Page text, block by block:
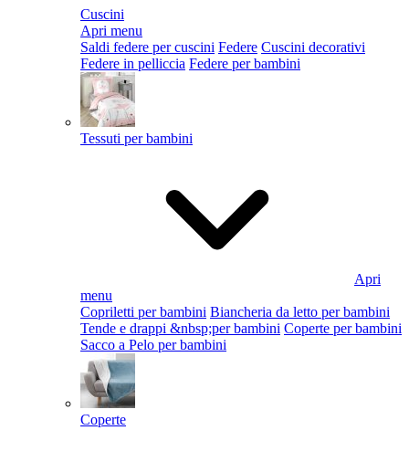
Cuscini
Apri menu
Saldi federe per cuscini Federe Cuscini decorativi
Federe in pelliccia Federe per bambini
Tessuti per bambini
Apri
menu
Copriletti per bambini Biancheria da letto per bambini
Tende e drappi &nbsp;per bambini Coperte per bambini
Sacco a Pelo per bambini
Coperte